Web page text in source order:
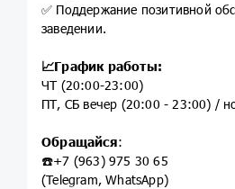
✅ Поддержание позитивной
заведении.
📈График работы:
ЧТ (20:00-23:00)
ПТ, СБ вечер (20:00 - 23:00) /
Обращайся:
☎️+7 (963) 975 30 65
(Telegram, WhatsApp)